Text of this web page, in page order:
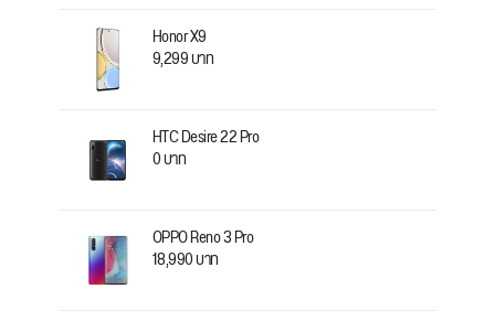
Honor X9
9,299 บาท
HTC Desire 22 Pro
0 บาท
OPPO Reno 3 Pro
18,990 บาท